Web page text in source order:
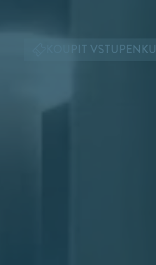
KOUPIT VSTUPENKU